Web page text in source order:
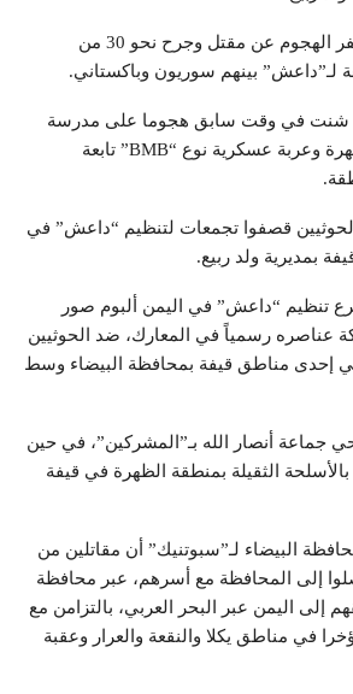
ووفقاً للمصدر، فقد أسفر الهجوم عن مقتل وجرح نحو 30 من
لـ”داعش” بينهم سوريون وباكستاني.
شنت في وقت سابق هجوما على مدرسة
حكومية في منطقة الظهرة وعربة عسكرية نوع “BMB” تابعة
قصفوا تجمعات لتنظيم “داعش” في
بمديرية ولد ربيع.
تنظيم “داعش” في اليمن ألبوم صور
عناصره رسمياً في المعارك، ضد الحوثيين
في إحدى مناطق قيفة بمحافظة البيضاء وسط
أنصار الله بـ”المشركين”، في حين
الثقيلة بمنطقة الظهرة في قيفة
البيضاء لـ”سبوتنيك” أن مقاتلين من
إلى المحافظة مع أسرهم، عبر محافظة
إلى اليمن عبر البحر العربي، بالتزامن مع
في مناطق يكلا والنقعة والعرار وعقبة